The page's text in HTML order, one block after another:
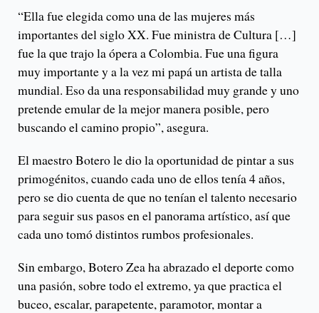
“Ella fue elegida como una de las mujeres más
importantes del siglo XX. Fue ministra de Cultura […]
fue la que trajo la ópera a Colombia. Fue una figura
muy importante y a la vez mi papá un artista de talla
mundial. Eso da una responsabilidad muy grande y uno
pretende emular de la mejor manera posible, pero
buscando el camino propio”, asegura.
El maestro Botero le dio la oportunidad de pintar a sus
primogénitos, cuando cada uno de ellos tenía 4 años,
pero se dio cuenta de que no tenían el talento necesario
para seguir sus pasos en el panorama artístico, así que
cada uno tomó distintos rumbos profesionales.
Sin embargo, Botero Zea ha abrazado el deporte como
una pasión, sobre todo el extremo, ya que practica el
buceo, escalar, parapetente, paramotor, montar a